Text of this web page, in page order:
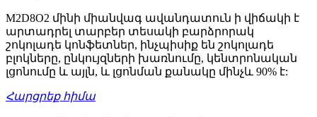
M2D8O2 մինի միանվագ ավանդատուն ի վիճակի է
արտադրել տարբեր տեսակի բարձրորակ
շոկոլադե կոնֆետներ, ինչպիսիք են շոկոլադե
բլոկները, ընկույզների խառնումը, կենտրոնական
լցոնումը և այլն, և լցոնման քանակը մինչև 90% է:
Հարցրեք հիմա